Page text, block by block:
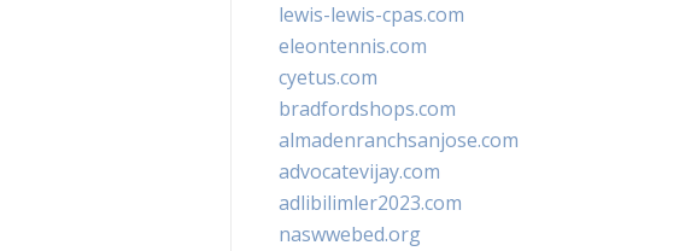
lewis-lewis-cpas.com
eleontennis.com
cyetus.com
bradfordshops.com
almadenranchsanjose.com
advocatevijay.com
adlibilimler2023.com
naswwebed.org